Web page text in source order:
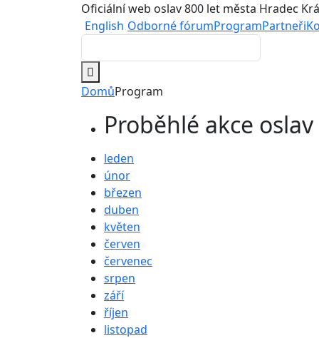
Oficiální web oslav 800 let města Hradec
English Odborné fórumProgramPartneři
DomůProgram
Proběhlé akce oslav
leden
únor
březen
duben
květen
červen
červenec
srpen
září
říjen
listopad